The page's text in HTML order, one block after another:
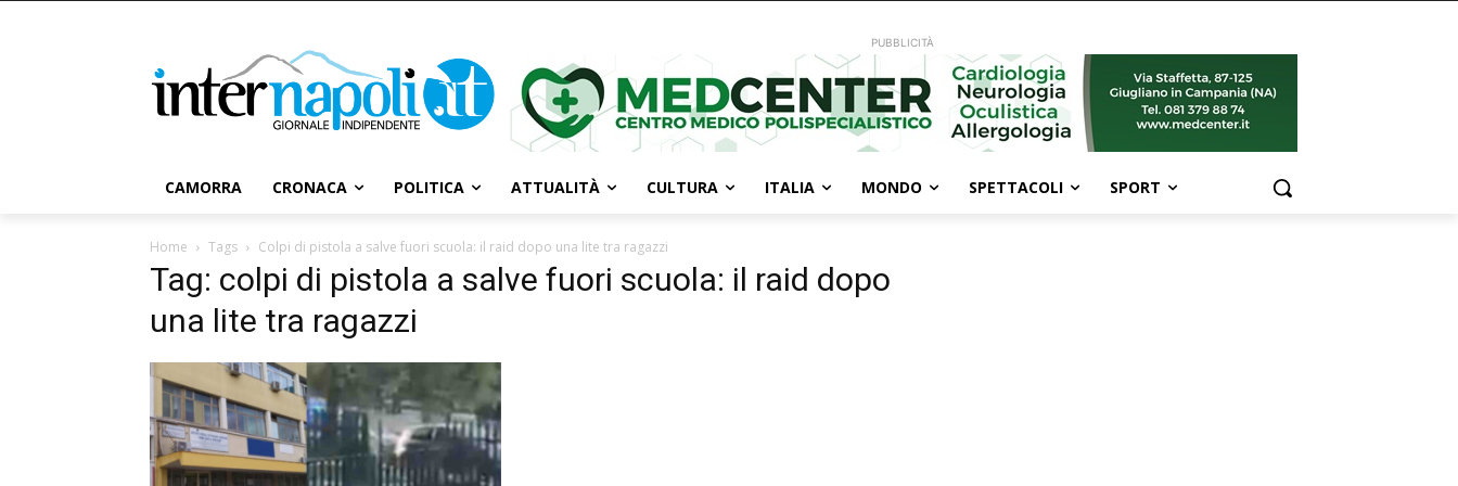
PUBBLICITÀ
CAMORRA CRONACA POLITICA ATTUALITÀ CULTURA ITALIA MONDO SPETTACOLI SPORT
Home Tags Colpi di pistola a salve fuori scuola: il raid dopo una lite tra ragazzi
Tag: colpi di pistola a salve fuori scuola: il raid dopo
una lite tra ragazzi